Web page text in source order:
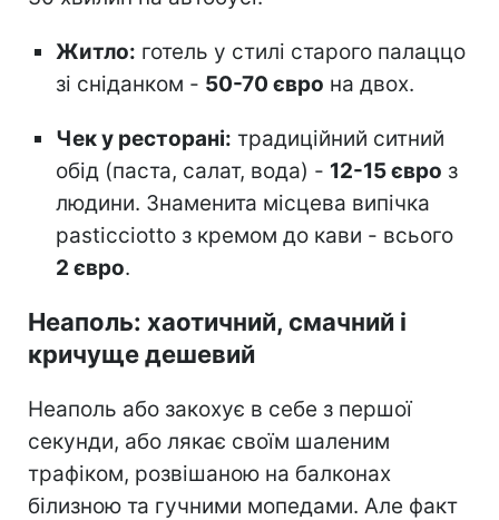
Житло: готель у стилі старого палаццо
зі сніданком - 50-70 євро на двох.
Чек у ресторані: традиційний ситний
обід (паста, салат, вода) - 12-15 євро з
людини. Знаменита місцева випічка
pasticciotto з кремом до кави - всього
2 євро.
Неаполь: хаотичний, смачний і
кричуще дешевий
Неаполь або закохує в себе з першої
секунди, або лякає своїм шаленим
трафіком, розвішаною на балконах
білизною та гучними мопедами. Але факт